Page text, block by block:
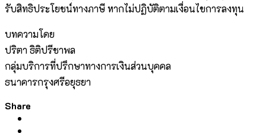
รับสิทธิประโยชน์ทางภาษี หากไม่ปฏิบัติตามเงื่อนไขการลงทุน
บทความโดย
ปริตา ธิติปรีชาพล
กลุ่มบริการที่ปรึกษาทางการเงินส่วนบุคคล
ธนาคารกรุงศรีอยุธยา
Share